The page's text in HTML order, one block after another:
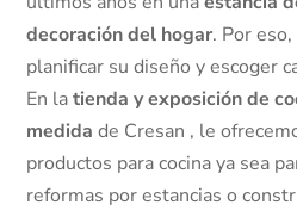
decoración del hogar. Por
planificar su diseño y escoger
En latienda y exposición de
medida de Cresan , le
productos para cocina ya sea
reformas por estancias o